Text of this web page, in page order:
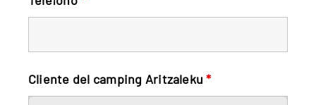
Cliente del camping Aritzaleku*